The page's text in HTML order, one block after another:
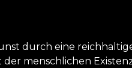
durch eine
menschlichen